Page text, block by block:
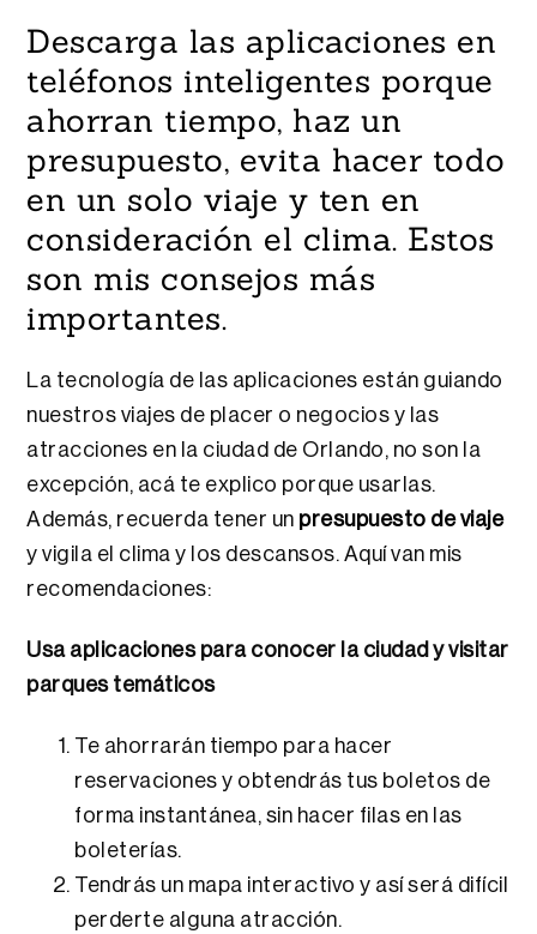
Descarga las aplicaciones en
teléfonos inteligentes porque
ahorran tiempo, haz un
presupuesto, evita hacer todo
en un solo viaje y ten en
consideración el clima. Estos
son mis consejos más
importantes.
La tecnología de las aplicaciones están guiando
nuestros viajes de placer o negocios y las
atracciones en la ciudad de Orlando, no son la
excepción, acá te explico porque usarlas.
Además, recuerda tener un presupuesto de viaje
y vigila el clima y los descansos. Aquí van mis
recomendaciones:
Usa aplicaciones para conocer la ciudad y visitar
parques temáticos
Te ahorrarán tiempo para hacer
reservaciones y obtendrás tus boletos de
forma instantánea, sin hacer filas en las
boleterías.
Tendrás un mapa interactivo y así será difícil
perderte alguna atracción.